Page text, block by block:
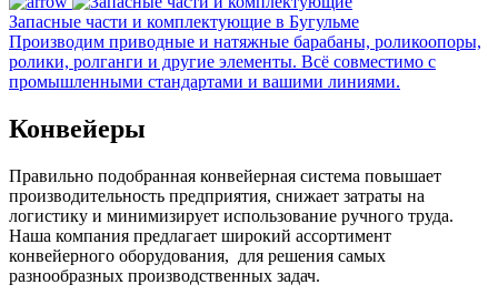
Запасные части и комплектующие в Бугульме
Производим приводные и натяжные барабаны, роликоопоры,
ролики, ролганги и другие элементы. Всё совместимо с
промышленными стандартами и вашими линиями.
Конвейеры
Правильно подобранная конвейерная система повышает
производительность предприятия, снижает затраты на
логистику и минимизирует использование ручного труда.
Наша компания предлагает широкий ассортимент
конвейерного оборудования, для решения самых
разнообразных производственных задач.